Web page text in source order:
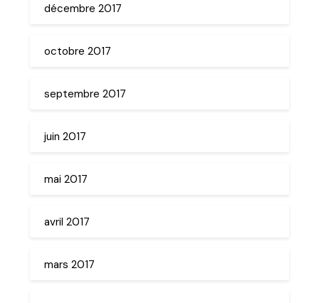
décembre 2017
octobre 2017
septembre 2017
juin 2017
mai 2017
avril 2017
mars 2017